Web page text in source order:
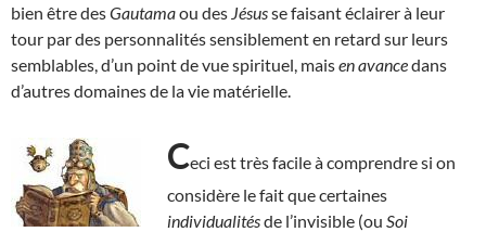
bien être desGautamaou des Jésusse faisant éclairer à leur
tour par des personnalités sensiblement en retard sur leurs
semblables, d’un point de vue spirituel, maisen avancedans
d’autres domaines de la vie matérielle.
Ceci est très facile à comprendre si on
considère le fait que certaines
individualitésde l’invisible (ou Soi